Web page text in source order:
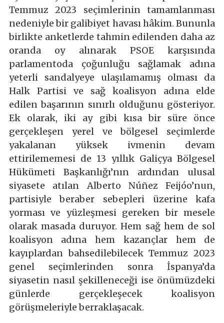
Temmuz 2023 seçimlerinin tamamlanması
nedeniyle bir galibiyet havası hâkim. Bununla
birlikte anketlerde tahmin edilenden daha az
oranda oy alınarak PSOE karşısında
parlamentoda çoğunluğu sağlamak adına
yeterli sandalyeye ulaşılamamış olması da
Halk Partisi ve sağ koalisyon adına elde
edilen başarının sınırlı olduğunu gösteriyor.
Ek olarak, iki ay gibi kısa bir süre önce
gerçekleşen yerel ve bölgesel seçimlerde
yakalanan yüksek ivmenin devam
ettirilememesi de 13 yıllık Galiçya Bölgesel
Hükümeti Başkanlığı’nın ardından ulusal
siyasete atılan Alberto Núñez Feijóo’nun,
partisiyle beraber sebepleri üzerine kafa
yorması ve yüzleşmesi gereken bir mesele
olarak masada duruyor. Hem sağ hem de sol
koalisyon adına hem kazançlar hem de
kayıplardan bahsedilebilecek Temmuz 2023
genel seçimlerinden sonra İspanya’da
siyasetin nasıl şekilleneceği ise önümüzdeki
günlerde gerçekleşecek koalisyon
görüşmeleriyle berraklaşacak.